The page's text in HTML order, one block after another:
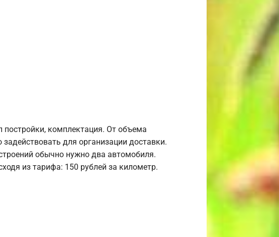
комплектация. От объема
для организации доставки.
обычно нужно два автомобиля.
из тарифа: 150 рублей за километр.